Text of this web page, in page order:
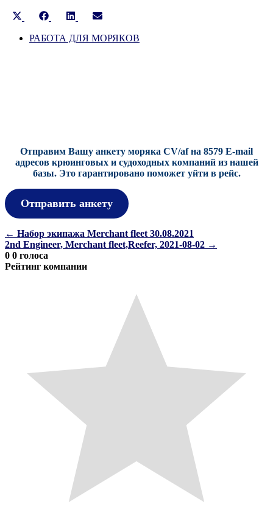
Share
Share
FacebookShare
LinkedInShare
РАБОТА ДЛЯ МОРЯКОВ
Отправим Вашу анкету моряка CV/af на 8579 E-mail
адресов крюинговых и судоходных компаний из нашей
базы. Это гарантировано поможет уйти в рейс.
Отправить анкету
Навигация
по
записям
← Набор экипажа Merchant fleet 30.08.2021
2nd Engineer, Merchant fleet,Reefer, 2021-08-02 →
0 0 голоса
Рейтинг компании